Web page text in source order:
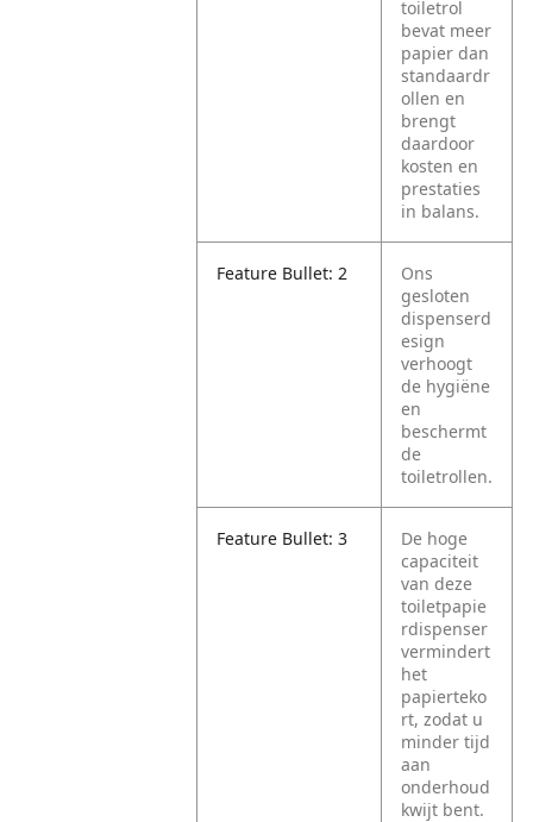
toiletrol
bevat meer
papier dan
standaardr
ollen en
brengt
daardoor
kosten en
prestaties
in balans.
Feature Bullet: 2
Ons
gesloten
dispenserd
esign
verhoogt
de hygiëne
en
beschermt
de
toiletrollen.
Feature Bullet: 3
De hoge
capaciteit
van deze
toiletpapie
rdispenser
vermindert
het
papierteko
rt, zodat u
minder tijd
aan
onderhoud
kwijt bent.